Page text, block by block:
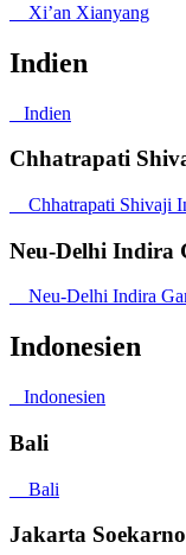
Xi’an Xianyang
Indien
Indien
Chhatrapati
Chhatrapati Shivaji
Neu-Delhi Indira
Neu-Delhi Indira
Indonesien
Indonesien
Bali
Bali
Jakarta